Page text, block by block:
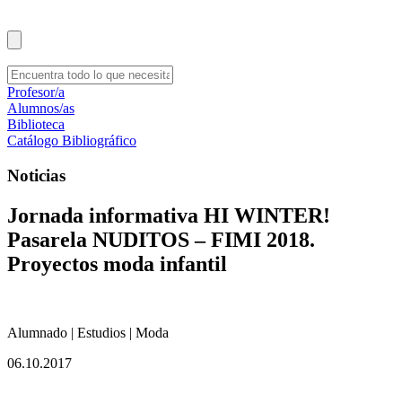
Profesor/a
Alumnos/as
Biblioteca
Catálogo Bibliográfico
Noticias
Jornada informativa HI WINTER!
Pasarela NUDITOS – FIMI 2018.
Proyectos moda infantil
Alumnado | Estudios | Moda
06.10.2017